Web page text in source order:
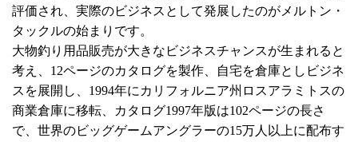
評価され、実際のビジネスとして発展したのがメルトン・
タックルの始まりです。
大物釣り用品販売が大きなビジネスチャンスが生まれると
考え、12ページのカタログを製作、自宅を倉庫としビジネ
スを展開し、1994年にカリフォルニア州ロスアラミトスの
商業倉庫に移転、カタログ1997年版は102ページの長さ
で、世界のビッグゲームアングラーの15万人以上に配布す